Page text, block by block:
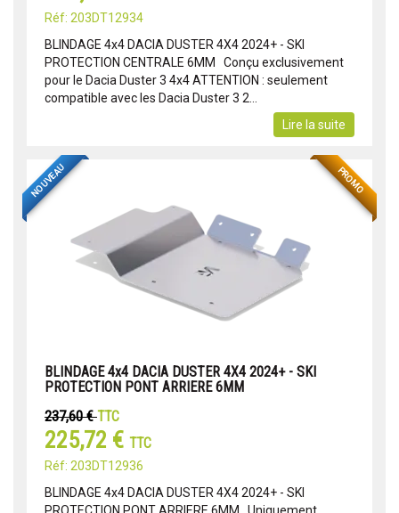
Réf: 203DT12934
BLINDAGE 4x4 DACIA DUSTER 4X4 2024+ - SKI
PROTECTION CENTRALE 6MM Conçu exclusivement
pour le Dacia Duster 3 4x4 ATTENTION : seulement
compatible avec les Dacia Duster 3 2...
Lire la suite
PROMO
NOUVEAU
BLINDAGE 4x4 DACIA DUSTER 4X4 2024+ - SKI
PROTECTION PONT ARRIERE 6MM
237,60 €TTC
225,72 € TTC
Réf: 203DT12936
BLINDAGE 4x4 DACIA DUSTER 4X4 2024+ - SKI